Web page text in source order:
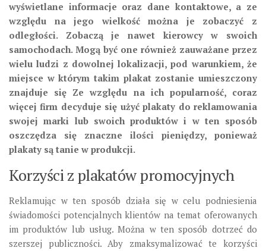
wyświetlane informacje oraz dane kontaktowe, a ze
względu na jego wielkość można je zobaczyć z
odległości. Zobaczą je nawet kierowcy w swoich
samochodach. Mogą być one również zauważane przez
wielu ludzi z dowolnej lokalizacji, pod warunkiem, że
miejsce w którym takim plakat zostanie umieszczony
znajduje się Ze względu na ich popularność, coraz
więcej firm decyduje się użyć plakaty do reklamowania
swojej marki lub swoich produktów i w ten sposób
oszczędza się znaczne ilości pieniędzy, ponieważ
plakaty są tanie w produkcji.
Korzyści z plakatów promocyjnych
Reklamując w ten sposób działa się w celu podniesienia
świadomości potencjalnych klientów na temat oferowanych
im produktów lub usług. Można w ten sposób dotrzeć do
szerszej publiczności. Aby zmaksymalizować te korzyści